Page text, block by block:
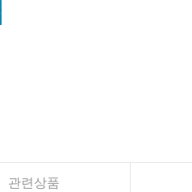
관련상품